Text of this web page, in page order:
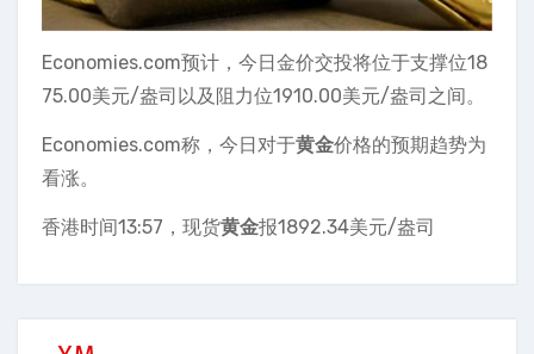
Economies.com预计，今日金价交投将位于支撑位18
75.00美元/盎司以及阻力位1910.00美元/盎司之间。
Economies.com称，今日对于黄金价格的预期趋势为
看涨。
香港时间13:57，现货黄金报1892.34美元/盎司